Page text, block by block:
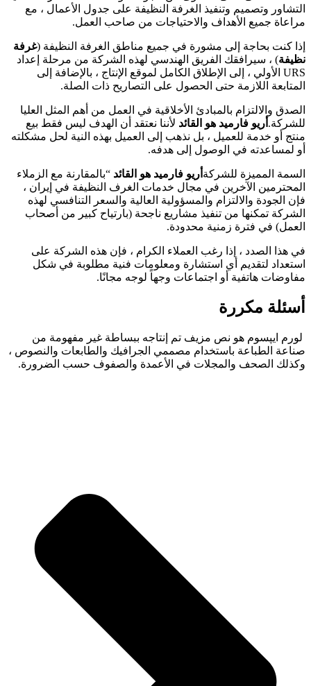
التشاور وتصميم وتنفيذ الغرفة النظيفة على جدول الأعمال ، مع
مراعاة جميع الأهداف والاحتياجات من صاحب العمل.
إذا كنت بحاجة إلى مشورة في جميع مناطق الغرفة النظيفة (غرفة
نظيفة) ، سيرافقك الفريق الهندسي لهذه الشركة من مرحلة إعداد
URS الأولي ، إلى الإطلاق الكامل لموقع الإنتاج ، بالإضافة إلى
المتابعة اللازمة حتى الحصول على التصاريح ذات الصلة.
الصدق والالتزام بالمبادئ الأخلاقية في العمل من أهم المثل العليا
للشركة. أريو فارميد هو القائد لأننا نعتقد أن الهدف ليس فقط بيع
منتج أو خدمة للعميل ، بل نذهب إلى العميل بهذه النية لحل مشكلته
أو لمساعدته في الوصول إلى هدفه.
السمة المميزة للشركة أريو فارميد هو القائد “بالمقارنة مع الزملاء
المحترمين الآخرين في مجال خدمات الغرف النظيفة في إيران ،
فإن الجودة والالتزام والمسؤولية العالية والسعر التنافسي لهذه
الشركة تمكنها من تنفيذ مشاريع ناجحة (بارتياح كبير من أصحاب
العمل) في فترة زمنية محدودة.
في هذا الصدد ، إذا رغب العملاء الكرام ، فإن هذه الشركة على
استعداد لتقديم أي استشارة ومعلومات فنية مطلوبة في شكل
مفاوضات هاتفية أو اجتماعات وجهاً لوجه مجانًا.
أسئلة مكررة
لورم ایپسوم هو نص مزيف تم إنتاجه ببساطة غير مفهومة من
صناعة الطباعة باستخدام مصممي الجرافيك والطابعات والنصوص ،
وكذلك الصحف والمجلات في الأعمدة والصفوف حسب الضرورة.